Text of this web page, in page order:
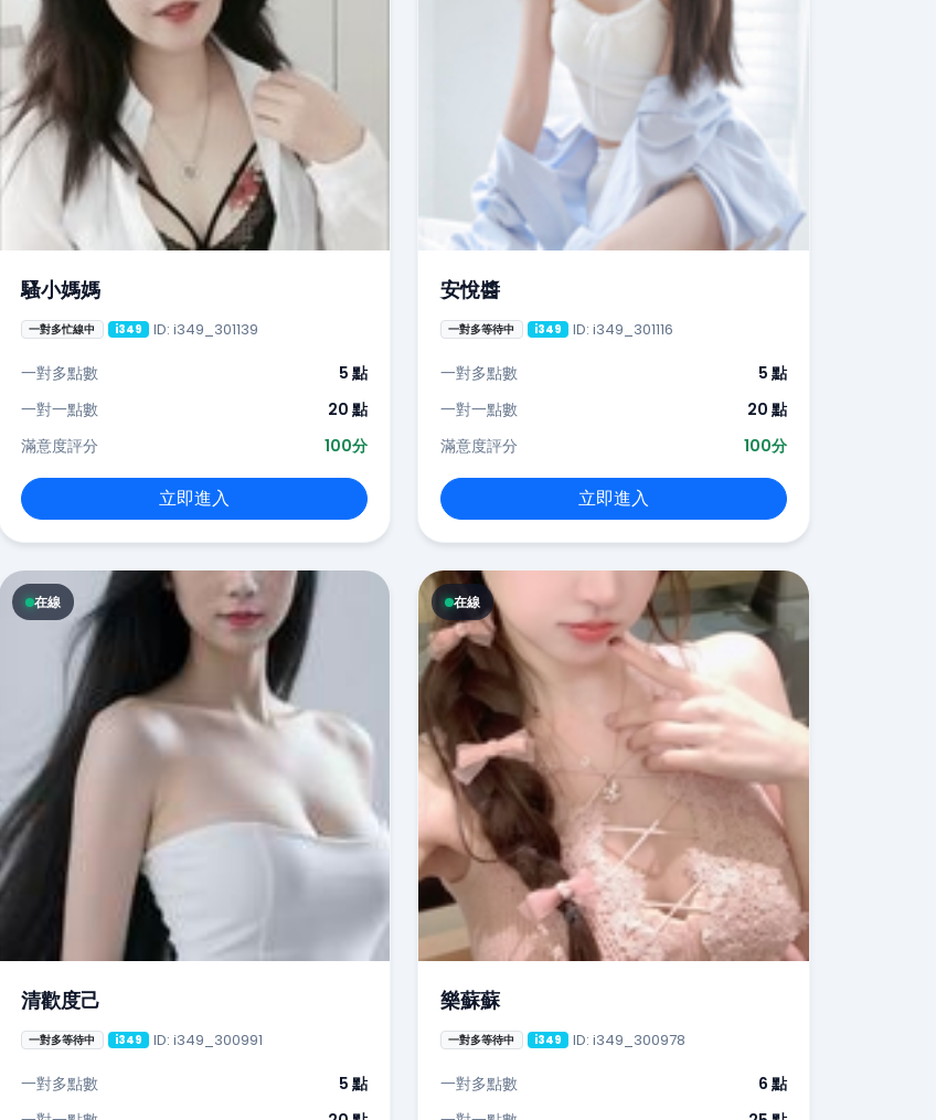
騷小媽媽
一對多忙線中 i349 ID: i349_301139
一對多點數
5 點
一對一點數
20 點
滿意度評分
100分
立即進入
安悅醬
一對多等待中 i349 ID: i349_301116
一對多點數
5 點
一對一點數
20 點
滿意度評分
100分
立即進入
在線
清歡度己
一對多等待中 i349 ID: i349_300991
一對多點數
5 點
在線
樂蘇蘇
一對多等待中 i349 ID: i349_300978
一對多點數
6 點